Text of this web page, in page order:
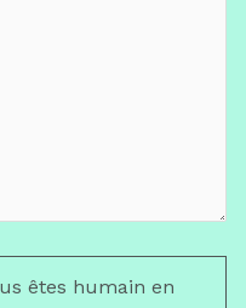
êtes humain en